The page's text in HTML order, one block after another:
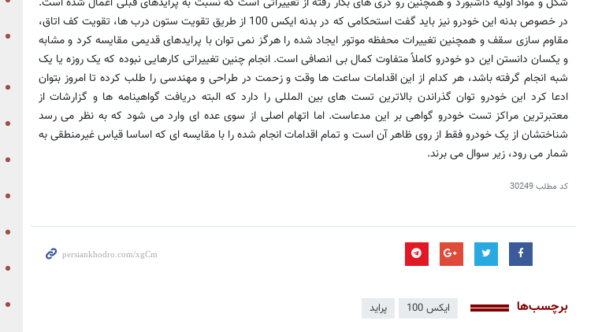
در خصوص بدنه این خودرو نیز باید گفت استحکامی که در بدنه ایکس 100 از طریق تقویت ستون درب ها، تقویت کف اتاق،
مقاوم سازی سقف و همچنین تغییرات محفظه موتور ایجاد شده را هرگز نمی توان با پرایدهای قدیمی مقایسه کرد و مشابه
و یکسان دانستن این دو خودرو کاملاً متفاوت کمال بی انصافی است. انجام چنین تغییراتی کارهایی نبوده که یک روزه یا یک
شبه انجام گرفته باشد، هر کدام از این اقدامات ساعت ها وقت و زحمت در طراحی و مهندسی را طلب کرده تا امروز بتوان
ادعا کرد این خودرو توان گذراندن بالاترین تست های بین المللی را دارد که البته دریافت گواهینامه ها و گزارشات از
معتبرترین مراکز تست خودرو گواهی بر این مدعاست. اما اتهام اصلی از سوی عده ای وارد می شود که به نظر می رسد
شناختشان از یک خودرو فقط از روی ظاهر آن است و تمام اقدامات انجام شده را با مقایسه ای که اساسا قیاس غیرمنطقی به
شمار می رود، زیر سوال می برند.
کد مطلب30249
برچسب‌ها ایکس 100 پراید